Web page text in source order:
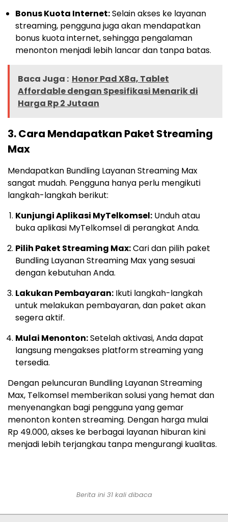
Bonus Kuota Internet:Selain akses ke layanan
streaming, pengguna juga akan mendapatkan
bonus kuota internet, sehingga pengalaman
menonton menjadi lebih lancar dan tanpa batas.
Baca Juga : Honor Pad X8a, Tablet
Affordable dengan Spesifikasi Menarik di
Harga Rp 2 Jutaan
3.Cara Mendapatkan Paket Streaming
Max
Mendapatkan Bundling Layanan Streaming Max
sangat mudah. Pengguna hanya perlu mengikuti
langkah-langkah berikut:
Kunjungi Aplikasi MyTelkomsel: Unduh atau
buka aplikasi MyTelkomsel di perangkat Anda.
Pilih Paket Streaming Max:Cari dan pilih paket
Bundling Layanan Streaming Max yang sesuai
dengan kebutuhan Anda.
Lakukan Pembayaran: Ikuti langkah-langkah
untuk melakukan pembayaran, dan paket akan
segera aktif.
Mulai Menonton:Setelah aktivasi, Anda dapat
langsung mengakses platform streaming yang
tersedia.
Dengan peluncuran Bundling Layanan Streaming
Max, Telkomsel memberikan solusi yang hemat dan
menyenangkan bagi pengguna yang gemar
menonton konten streaming. Dengan harga mulai
Rp 49.000, akses ke berbagai layanan hiburan kini
menjadi lebih terjangkau tanpa mengurangi kualitas.
Berita ini 31 kali dibaca